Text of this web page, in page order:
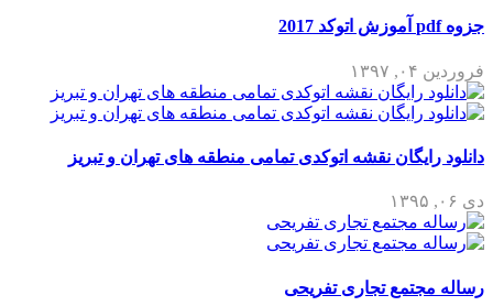
جزوه pdf آموزش اتوکد 2017
فروردین ۰۴, ۱۳۹۷
دانلود رایگان نقشه اتوکدی تمامی منطقه های تهران و تبریز
دی ۰۶, ۱۳۹۵
رساله مجتمع تجاری تفریحی